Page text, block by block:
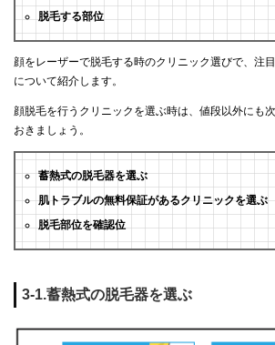
脱毛する部位
顔をレーザーで脱毛する時のクリニック選びで、注
について紹介します。
顔脱毛を行うクリニックを選ぶ時は、値段以外にも
おきましょう。
蓄熱式の脱毛器を選ぶ
肌トラブルの無料保証があるクリニックを選ぶ
脱毛部位を確認位
3-1.蓄熱式の脱毛器を選ぶ